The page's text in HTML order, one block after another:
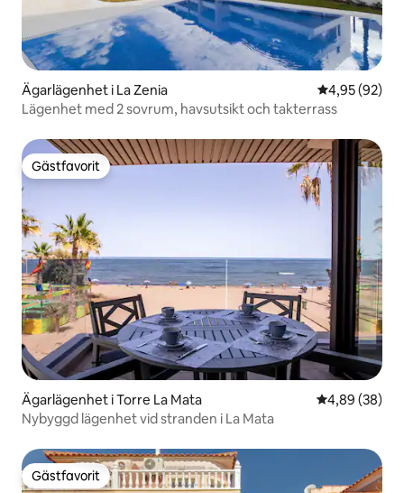
Ägarlägenhet i La Zenia 4,95 av 5 i
4,95 (92)
Lägenhet med 2 sovrum, havsutsikt och takterrass
Gästfavorit
Gästfavorit
Ägarlägenhet i Torre La Mata 4,89 av 5 i
4,89 (38)
Nybyggd lägenhet vid stranden i La Mata
Gästfavorit
Gästfavorit